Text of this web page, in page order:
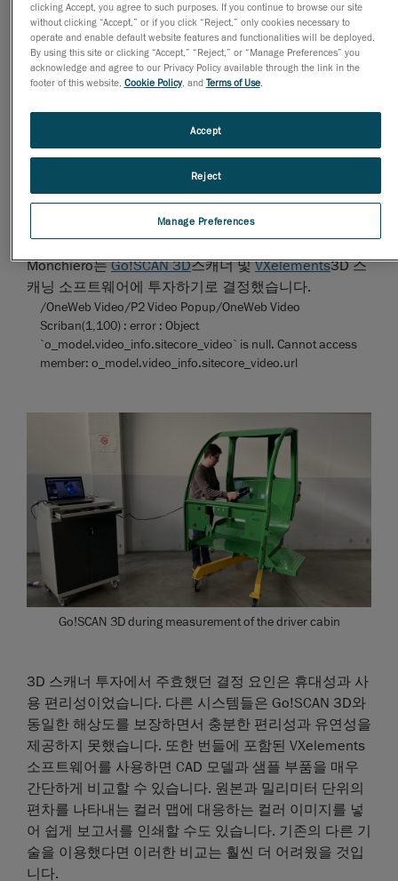
기 때문입니다. 기존의 도구로는 창 구획을 측정하는 것
이 어렵다는 사실이 즉시 드러났습니다. 여러 방향으로
구부러지고 원형화되어 있어 플렉소미터, 각도기 및 경
사계로는 오류를 감지할 수 없기 때문에 새로운 방법을
Monchiero는 계측 시장을 조사하기 시작했고 운전실과
그 구성품과 같은 대형 물체를 정확하게 평가할 수 있는
3D 측정 솔루션을 찾았습니다. 측정 시스템은 조립 단
계에서 직접 샘플 부품에 존재하는 문제를 찾아내야 합
니다. 이 회사는 Creaform의 3D 스캐닝 솔루션을 선택
했고 현장 데모를 요청했습니다. 그 결과 확신을 갖게 된
Monchiero는Go!SCAN 3D스캐너 및VXelements3D 스
캐닝 소프트웨어에 투자하기로 결정했습니다.
/OneWeb Video/P2 Video Popup/OneWeb Video
Scriban(1,100) : error : Object
`o_model.video_info.sitecore_video` is null. Cannot access
member: o_model.video_info.sitecore_video.url
Go!SCAN 3D during measurement of the driver cabin
3D 스캐너 투자에서 주효했던 결정 요인은 휴대성과 사
용 편리성이었습니다. 다른 시스템들은 Go!SCAN 3D와
동일한 해상도를 보장하면서 충분한 편리성과 유연성을
제공하지 못했습니다. 또한 번들에 포함된 VXelements
소프트웨어를 사용하면 CAD 모델과 샘플 부품을 매우
간단하게 비교할 수 있습니다. 원본과 밀리미터 단위의
편차를 나타내는 컬러 맵에 대응하는 컬러 이미지를 넣
어 쉽게 보고서를 인쇄할 수도 있습니다. 기존의 다른 기
술을 이용했다면 이러한 비교는 훨씬 더 어려웠을 것입
니다.
clicking Accept, you agree to such purposes. If you continue to browse our site
without clicking “Accept,” or if you click “Reject,” only cookies necessary to
operate and enable default website features and functionalities will be deployed.
By using this site or clicking “Accept,” “Reject,” or “Manage Preferences” you
acknowledge and agree to our Privacy Policy available through the link in the
footer of this website, Cookie Policy, and Terms of Use.
Manage Preferences
Reject
Accept